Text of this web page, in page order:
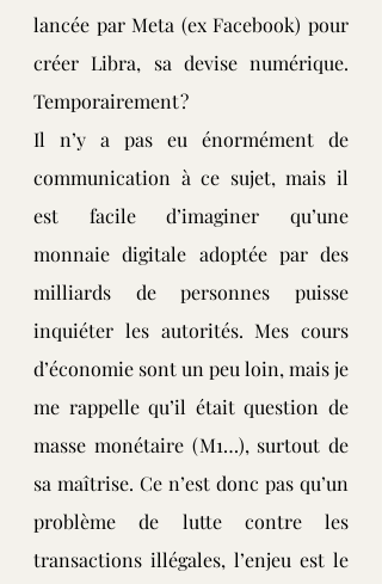
lancée par Meta (ex Facebook) pour
créer Libra, sa devise numérique.
Temporairement ?
Il n’y a pas eu énormément de
communication à ce sujet, mais il
est facile d’imaginer qu’une
monnaie digitale adoptée par des
milliards de personnes puisse
inquiéter les autorités. Mes cours
d’économie sont un peu loin, mais je
me rappelle qu’il était question de
masse monétaire (M1…), surtout de
sa maîtrise. Ce n’est donc pas qu’un
problème de lutte contre les
transactions illégales, l’enjeu est le